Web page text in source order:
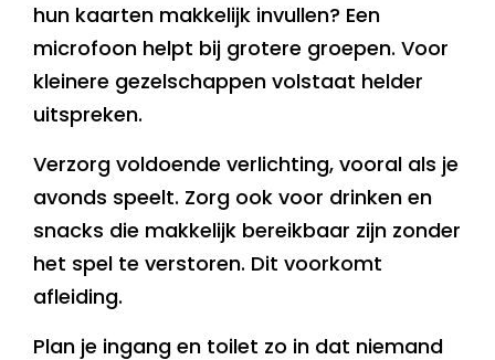
hun kaarten makkelijk invullen? Een
microfoon helpt bij grotere groepen. Voor
kleinere gezelschappen volstaat helder
uitspreken.
Verzorg voldoende verlichting, vooral als je
avonds speelt. Zorg ook voor drinken en
snacks die makkelijk bereikbaar zijn zonder
het spel te verstoren. Dit voorkomt
afleiding.
Plan je ingang en toilet zo in dat niemand